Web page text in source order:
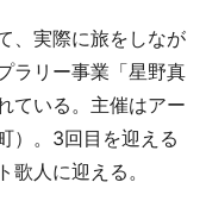
、実際に旅をしなが
ラリー事業「星野真
ている。主催はアー
）。3回目を迎える
人に迎える。